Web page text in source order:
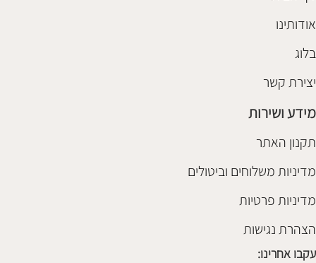
אודותינו
בלוג
יצירת קשר
מידע ושירות
תקנון האתר
מדיניות משלוחים וביטולים
מדיניות פרטיות
הצהרת נגישות
עקבו אחרינו: